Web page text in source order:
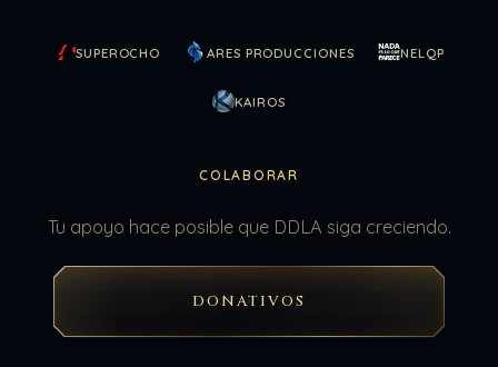
SUPEROCHO ARES PRODUCCIONES NELQP
KAIROS
COLABORAR
Tu apoyo hace posible que DDLA siga creciendo.
DONATIVOS